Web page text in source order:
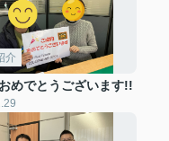
介
めでとうございます!!